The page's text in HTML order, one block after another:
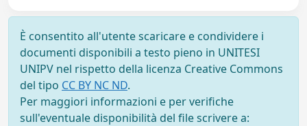
È consentito all'utente scaricare e condividere i
documenti disponibili a testo pieno in UNITESI
UNIPV nel rispetto della licenza Creative Commons
del tipo CC BY NC ND.
Per maggiori informazioni e per verifiche
sull'eventuale disponibilità del file scrivere a: